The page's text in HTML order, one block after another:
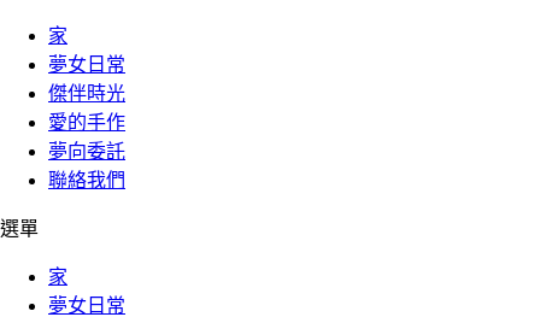
家
夢女日常
傑伴時光
愛的手作
夢向委託
聯絡我們
選單
家
夢女日常